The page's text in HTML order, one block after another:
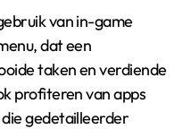
van in-game
dat een
taken en verdiende
profiteren van apps
gedetailleerder